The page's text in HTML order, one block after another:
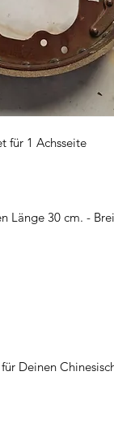
für 1 Achsseite
Länge 30 cm. -
Deinen